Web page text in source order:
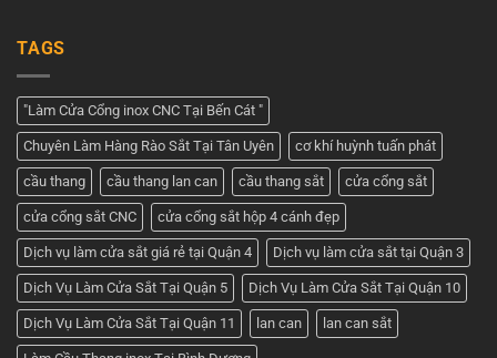
Tuấn
khảo
mẫu
đẹp
nhất
hiện
nay
Giá
cổng
2
cánh
–
Nhận
báo
giá
tốt
nhất
Cơ
khí
Huỳnh
Tuấn
Phát
TAGS
"Làm Cửa Cổng inox CNC Tại Bến Cát "
Chuyên Làm Hàng Rào Sắt Tại Tân Uyên cơ khí huỳnh tuấn phát
cầu thang cầu thang lan can cầu thang sắt cửa cổng sắt
cửa cổng sắt CNC cửa cổng sắt hộp 4 cánh đẹp
Dịch vụ làm cửa sắt giá rẻ tại Quận 4 Dịch vụ làm cửa sắt tại Quận 3
Dịch Vụ Làm Cửa Sắt Tại Quận 5 Dịch Vụ Làm Cửa Sắt Tại Quận 10
Dịch Vụ Làm Cửa Sắt Tại Quận 11 lan can lan can sắt